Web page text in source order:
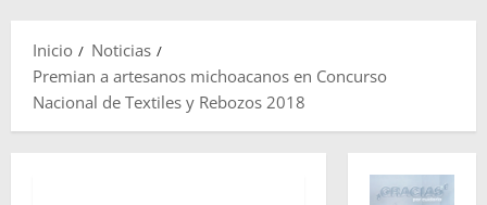
Inicio
Noticias
Premian a artesanos michoacanos en Concurso
Nacional de Textiles y Rebozos 2018